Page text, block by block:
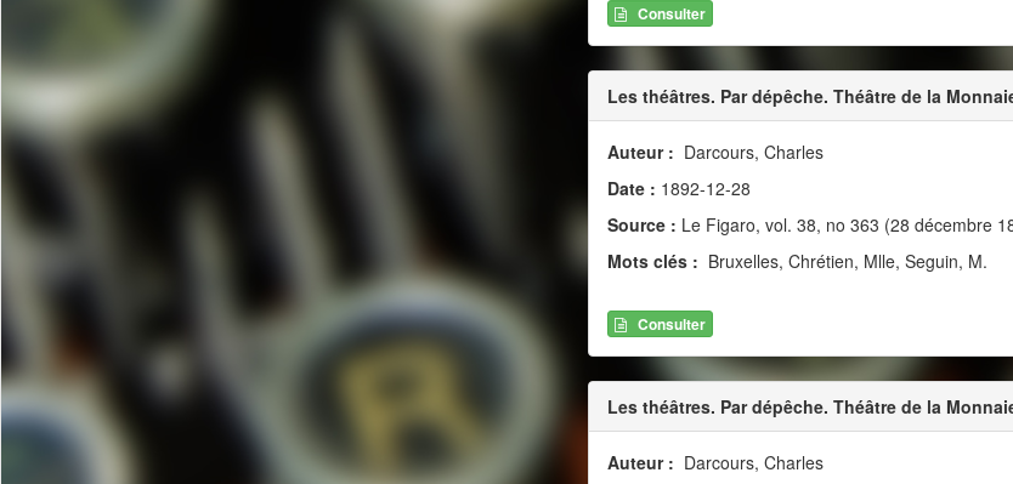
Consulter
Les théâtres. Par dépêche. Théâtre de la
Auteur : Darcours, Charles
Date : 1892-12-28
Source : Le Figaro, vol. 38, no 363 (28 décembre
Mots clés : Bruxelles, Chrétien, Mlle, Seguin, M.
Consulter
Les théâtres. Par dépêche. Théâtre de la
Auteur : Darcours, Charles